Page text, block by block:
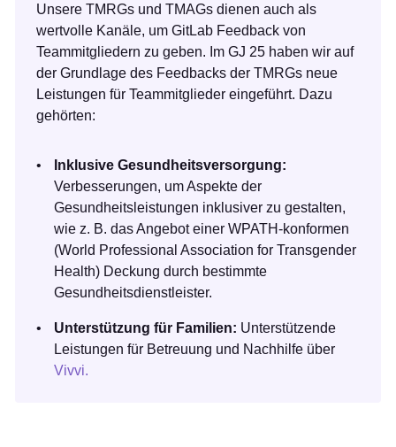
Unsere TMRGs und TMAGs dienen auch als
wertvolle Kanäle, um GitLab Feedback von
Teammitgliedern zu geben. Im GJ 25 haben wir auf
der Grundlage des Feedbacks der TMRGs neue
Leistungen für Teammitglieder eingeführt. Dazu
gehörten:
Inklusive Gesundheitsversorgung:
Verbesserungen, um Aspekte der
Gesundheitsleistungen inklusiver zu gestalten,
wie z. B. das Angebot einer WPATH-konformen
(World Professional Association for Transgender
Health) Deckung durch bestimmte
Gesundheitsdienstleister.
Unterstützung für Familien: Unterstützende
Leistungen für Betreuung und Nachhilfe über
Vivvi.